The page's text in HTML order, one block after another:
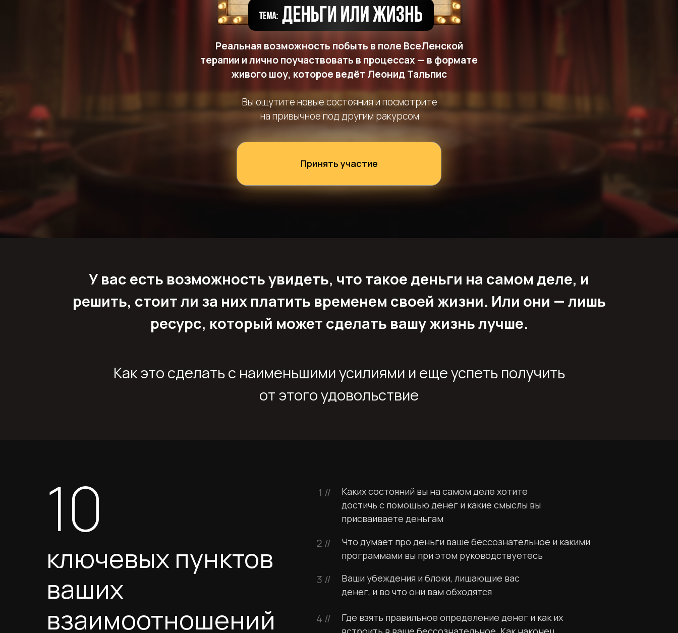
Принять участие
Вы ощутите новые состояния и посмотрите
на привычное под другим ракурсом
Реальная возможность побыть в поле ВсеЛенской
терапии и лично поучаствовать в процессах — в формате
живого шоу, которое ведёт Леонид Тальпис
Как это сделать с наименьшими усилиями и еще успеть получить
от этого удовольствие
У вас есть возможность увидеть, что такое деньги на самом деле, и
решить, стоит ли за них платить временем своей жизни. Или они — лишь
ресурс, который может сделать вашу жизнь лучше.
10
ключевых пунктов
ваших
взаимоотношений
1 //
Каких состояний вы на самом деле хотите
достичь с помощью денег и какие смыслы вы
присваиваете деньгам
2 //
Что думает про деньги ваше бессознательное и какими
программами вы при этом руководствуетесь
3 //
Ваши убеждения и блоки, лишающие вас
денег, и во что они вам обходятся
4 //
Где взять правильное определение денег и как их